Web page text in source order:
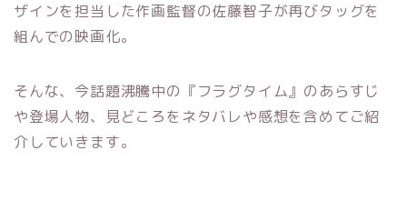
ザインを担当した作画監督の佐藤智子が再びタッグを
組んでの映画化。
そんな、今話題沸騰中の『フラグタイム』のあらすじ
や登場人物、見どころをネタバレや感想を含めてご紹
介していきます。